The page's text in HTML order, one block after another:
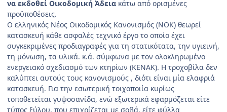
να εκδοθεί Οικοδομική Άδεια κάτω από ορισμένες
προϋποθέσεις.
Ο ελληνικός Νέος Οικοδομικός Κανονισμός (ΝΟΚ) θεωρεί
κατασκευή κάθε ασφαλές τεχνικό έργο το οποίο έχει
συγκεκριμένες προδιαγραφές για τη στατικότατα, την υγιεινή,
τη μόνωση, τα υλικά. κ.ά. σύμφωνα με τον ολοκληρωμένο
ενεργειακό σχεδιασμό των κτηρίων (ΚΕΝΑΚ). Η τροχοβίλα δεν
καλύπτει αυτούς τους κανονισμούς , διότι είναι μία ελαφριά
κατασκευή. Για την εσωτερική τοιχοποιία κυρίως
τοποθετείται γυψοσανίδα, ενώ εξωτερικά εφαρμόζεται είτε
τύπος ξύλου, που επιχρίζεται με σοβά, είτε φύλλα